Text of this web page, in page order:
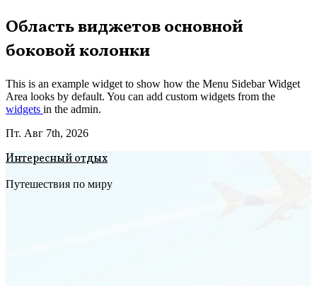
Перейти
к
содержимому
Область виджетов основной
боковой колонки
This is an example widget to show how the Menu Sidebar Widget
Area looks by default. You can add custom widgets from the
widgets in the admin.
Пт. Авг 7th, 2026
Интересный отдых
Путешествия по миру